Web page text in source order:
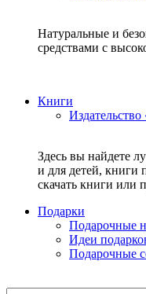
Натуральные и
средствами с
Книги
Здесь вы найдете
и для детей, книги
скачать книги или
Подарки
Подарочные
Идеи
Подарочные